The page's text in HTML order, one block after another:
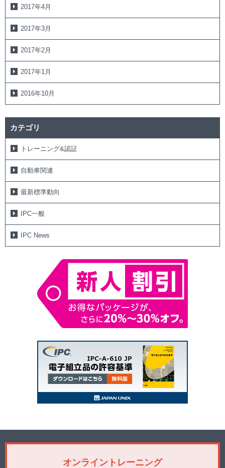
2017年4月
2017年3月
2017年2月
2017年1月
2016年10月
カテゴリ
トレーニング&認証
自動車関連
最新標準動向
IPC一般
IPC News
オンライントレーニング